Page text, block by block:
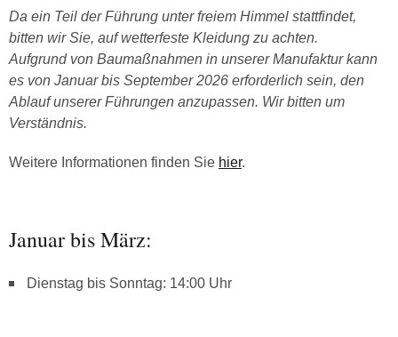
Da ein Teil der Führung unter freiem Himmel stattfindet,
bitten wir Sie, auf wetterfeste Kleidung zu achten.
Aufgrund von Baumaßnahmen in unserer Manufaktur kann
es von Januar bis September 2026 erforderlich sein, den
Ablauf unserer Führungen anzupassen. Wir bitten um
Verständnis.
Weitere Informationen finden Sie hier.
Januar bis März:
Dienstag bis Sonntag: 14:00 Uhr